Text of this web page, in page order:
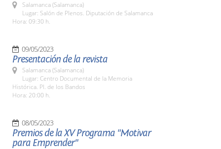
Salamanca (Salamanca)
Lugar: Salón de Plenos. Diputación de Salamanca
Hora: 09:30 h.
09/05/2023
Presentación de la revista
Salamanca (Salamanca)
Lugar: Centro Documental de la Memoria
Histórica. Pl. de los Bandos
Hora: 20:00 h.
08/05/2023
Premios de la XV Programa "Motivar
para Emprender"